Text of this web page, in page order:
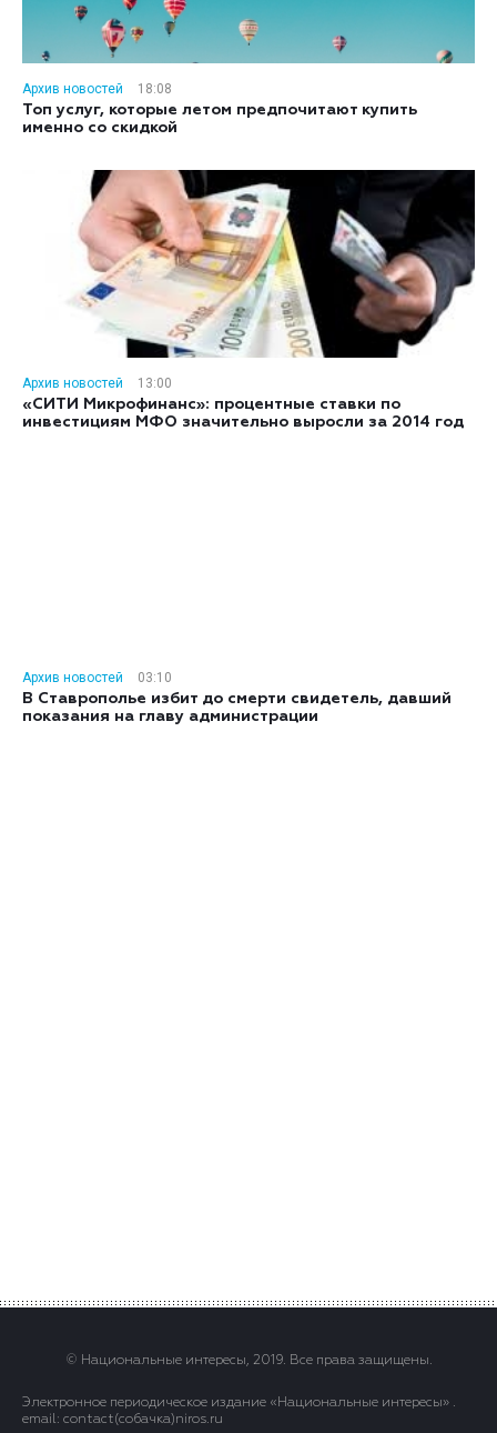
Архив новостей
18:08
Топ услуг, которые летом предпочитают купить
именно со скидкой
Архив новостей
13:00
«СИТИ Микрофинанс»: процентные ставки по
инвестициям МФО значительно выросли за 2014 год
Архив новостей
03:10
В Ставрополье избит до смерти свидетель, давший
показания на главу администрации
© Национальные интересы, 2019. Все права защищены.
Электронное периодическое издание «Национальные интересы» .
email: contact(сoбaчка)niros.ru